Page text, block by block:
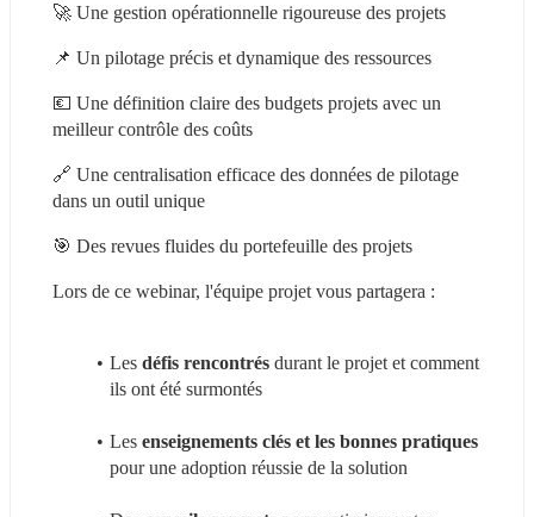
🚀 Une gestion opérationnelle rigoureuse des projets
📌 Un pilotage précis et dynamique des ressources
💶 Une définition claire des budgets projets avec un
meilleur contrôle des coûts
🔗 Une centralisation efficace des données de pilotage
dans un outil unique
🎯 Des revues fluides du portefeuille des projets
Lors de ce webinar, l'équipe projet vous partagera :
Les défis rencontrés durant le projet et comment
ils ont été surmontés
Les enseignements clés et les bonnes pratiques
pour une adoption réussie de la solution